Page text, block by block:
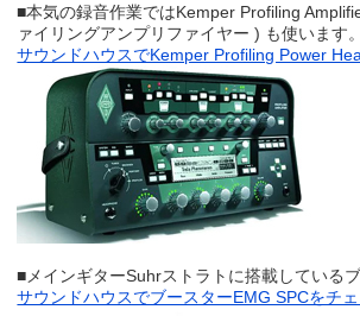
■本気の録音作業ではKemper Profiling
ァイリングアンプリファイヤー ) も使います。
サウンドハウスでKemper Profiling Power
■メインギターSuhrストラトに搭載している
サウンドハウスでブースターEMG SPCをチェ